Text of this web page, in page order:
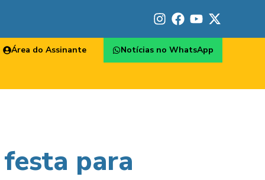
Área do Assinante Notícias no WhatsApp
para